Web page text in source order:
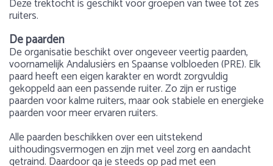
Deze trektocht is geschikt voor groepen van twee tot zes
ruiters.
De paarden
De organisatie beschikt over ongeveer veertig paarden,
voornamelijk Andalusiërs en Spaanse volbloeden (PRE). Elk
paard heeft een eigen karakter en wordt zorgvuldig
gekoppeld aan een passende ruiter. Zo zijn er rustige
paarden voor kalme ruiters, maar ook stabiele en energieke
paarden voor meer ervaren ruiters.
Alle paarden beschikken over een uitstekend
uithoudingsvermogen en zijn met veel zorg en aandacht
getraind. Daardoor ga je steeds op pad met een